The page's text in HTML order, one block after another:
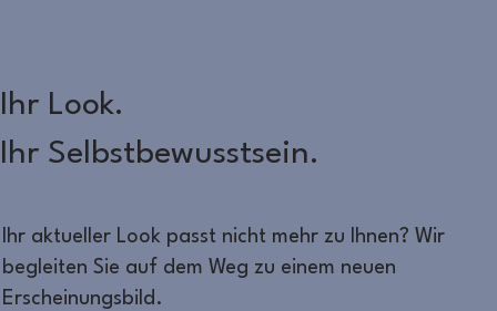
Ihr Look.
Ihr Selbstbewusstsein.
Ihr aktueller Look passt nicht mehr zu Ihnen? Wir
begleiten Sie auf dem Weg zu einem neuen
Erscheinungsbild.